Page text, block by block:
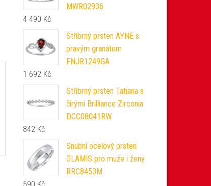
MWR02936
4 490 Kč
Stříbrný prsten AYNE s
pravým granátem
FNJR1249GA
1 692 Kč
Stříbrný prsten Tatiana s
čirými Brilliance Zirconia
DCC08041RW
842 Kč
Snubní ocelový prsten
GLAMIS pro muže i ženy
RRC8453M